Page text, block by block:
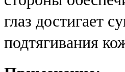
глаз достигает
подтягивания